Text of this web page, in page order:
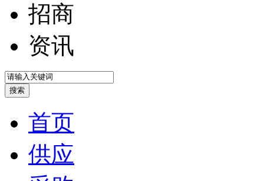
招商
资讯
首页
供应